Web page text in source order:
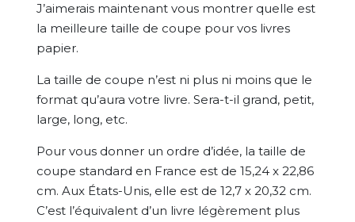
J’aimerais maintenant vous montrer quelle est
la meilleure taille de coupe pour vos livres
papier.
La taille de coupe n’est ni plus ni moins que le
format qu’aura votre livre. Sera-t-il grand, petit,
large, long, etc.
Pour vous donner un ordre d’idée, la taille de
coupe standard en France est de 15,24 x 22,86
cm. Aux États-Unis, elle est de 12,7 x 20,32 cm.
C’est l’équivalent d’un livre légèrement plus